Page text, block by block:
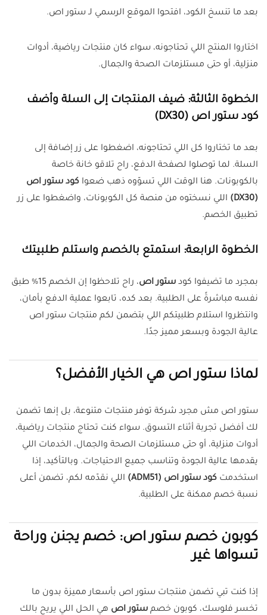
بعد ما تنسخ الكود، افتحوا الموقع الرسمي لـ ستور اص.
اختاروا المنتج اللي تحتاجونه، سواء كان منتجات رياضية، أدوات
منزلية، أو حتى مستلزمات الصحة والجمال.
الخطوة الثالثة: ضيف المنتجات إلى السلة وأضف
كود ستور اص (DX30)
بعد ما تختاروا كل اللي تحتاجونه، اضغطوا على زر إضافة إلى
السلة. لما توصلوا لصفحة الدفع، راح تلاقو خانة خاصة
بالكوبونات. هنا الوقت اللي تسوّوه ذهب ضعوا كود ستور اص
(DX30)
اللي نسختوه من منصة كل الكوبونات، واضغطوا على زر
تطبيق الخصم.
الخطوة الرابعة: استمتع بالخصم واستلم طلبيتك
بمجرد ما تضيفوا كود ستور اص
، راح تلاحظوا إن الخصم 15% طبق
نفسه مباشرةً على الطلبية. بعد كده، تابعوا عملية الدفع بأمان،
وانتظروا استلام طلبيتكم اللي بتضمن لكم منتجات ستور اص
عالية الجودة وبسعر مميز جدًا.
لماذا ستور اص هي الخيار الأفضل؟
ستور اص مش مجرد شركة توفر منتجات متنوعة، بل إنها تضمن
لك أفضل تجربة أثناء التسوق. سواء كنت تحتاج منتجات رياضية،
أدوات منزلية، أو حتى مستلزمات الصحة والجمال، الخدمات اللي
يقدمها عالية الجودة وتناسب جميع الاحتياجات. وبالتأكيد، إذا
استخدمت كود ستور اص (ADM51)
اللي نقدّمه لكم، تضمن أعلى
نسبة خصم ممكنة على الطلبية.
كوبون خصم ستور اص: خصم يجنن وراحة
تسواها غير
إذا كنت تبي تضمن منتجات ستور اص بأسعار مميزة بدون ما
تخسر فلوسك، كوبون خصم ستور اص هي الحل اللي يريح بالك